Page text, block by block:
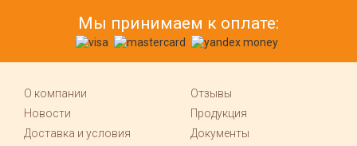
Мы принимаем к оплате:
О компании
Отзывы
Новости
Продукция
Доставка и условия
Документы